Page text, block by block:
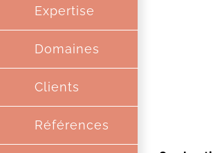
Expertise
Domaines
Clients
Références